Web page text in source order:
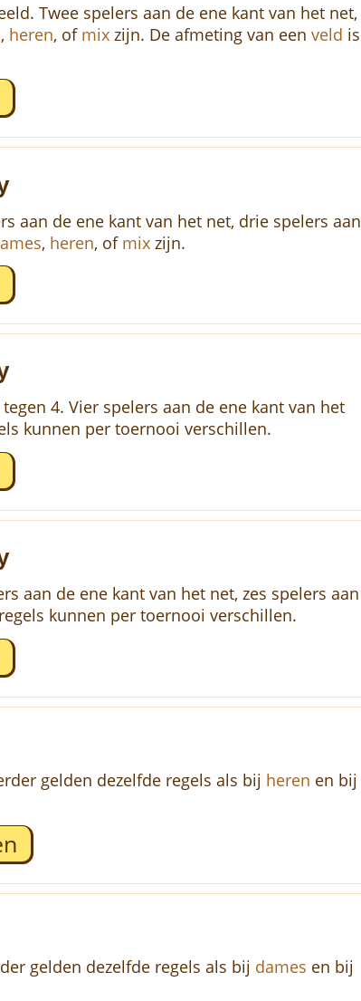
Twee spelers aan de ene kant van het net,
, heren, of mixzijn. De afmeting van een veld is
aan de ene kant van het net, drie spelers aan
, heren, of mix zijn.
4. Vier spelers aan de ene kant van het
kunnen per toernooi verschillen.
aan de ene kant van het net, zes spelers aan
kunnen per toernooi verschillen.
gelden dezelfde regels als bij heren en bij
gelden dezelfde regels als bij dames en bij